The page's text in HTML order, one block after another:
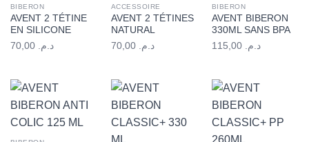
BIBERON
AVENT 2 TÉTINE
EN SILICONE
د.م. 70,00
ACCESSOIRE
AVENT 2 TÉTINES
NATURAL
د.م. 70,00
BIBERON
AVENT BIBERON
330ML SANS BPA
د.م. 115,00